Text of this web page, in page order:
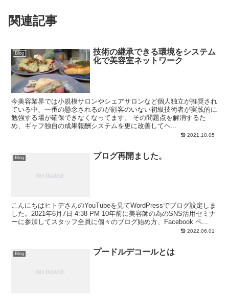
関連記事
Blog
技術の継承できる環境をシステム
化で美容室ネットワーク
今美容業界では小規模サロンやシェアサロンなど個人独立が推奨され
ている中、一番の懸念されるのが顧客のいない初級技術者が実践的に
勉強する場が確保できなくなってます。 その問題点を解消するた
め、ギャフ独自の成果報酬システムを更に改善してヘ...
2021.10.05
Blog ブログ再開ました。
こんにちはヒトデさんのYouTubeを見てWordPressでブログ設定しま
した。2021年6月7日 4:38 PM 10年前に美容師の為のSNS活用セミナ
ーに参加してスタッフ全員に個々のブログ始め方、Facebook ペ...
2022.06.01
Blog プードルデコールとは